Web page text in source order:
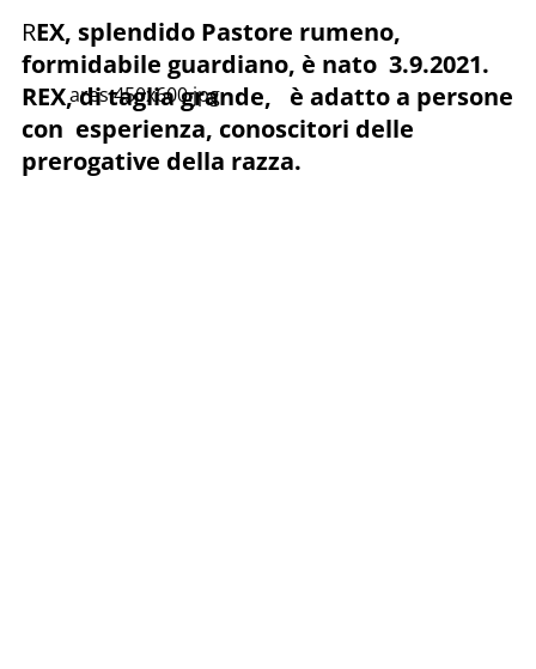
ares 450x600.jpg
REX, splendido Pastore rumeno,
formidabile guardiano, è nato 3.9.2021.
REX, di taglia grande, è adatto a persone
con esperienza, conoscitori delle
prerogative della razza.